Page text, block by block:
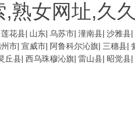
,熟女网址,久
莲花县 山东 乌苏市 潼南县 沙雅县
市 宣威市 阿鲁科尔沁旗 三穗县
丘县 西乌珠穆沁旗 雷山县 昭觉县